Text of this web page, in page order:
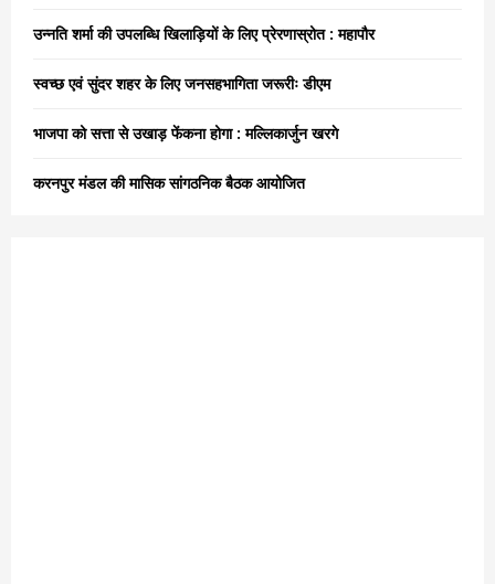
उन्नति शर्मा की उपलब्धि खिलाड़ियों के लिए प्रेरणास्रोत : महापौर
स्वच्छ एवं सुंदर शहर के लिए जनसहभागिता जरूरीः डीएम
भाजपा को सत्ता से उखाड़ फेंकना होगा : मल्लिकार्जुन खरगे
करनपुर मंडल की मासिक सांगठनिक बैठक आयोजित